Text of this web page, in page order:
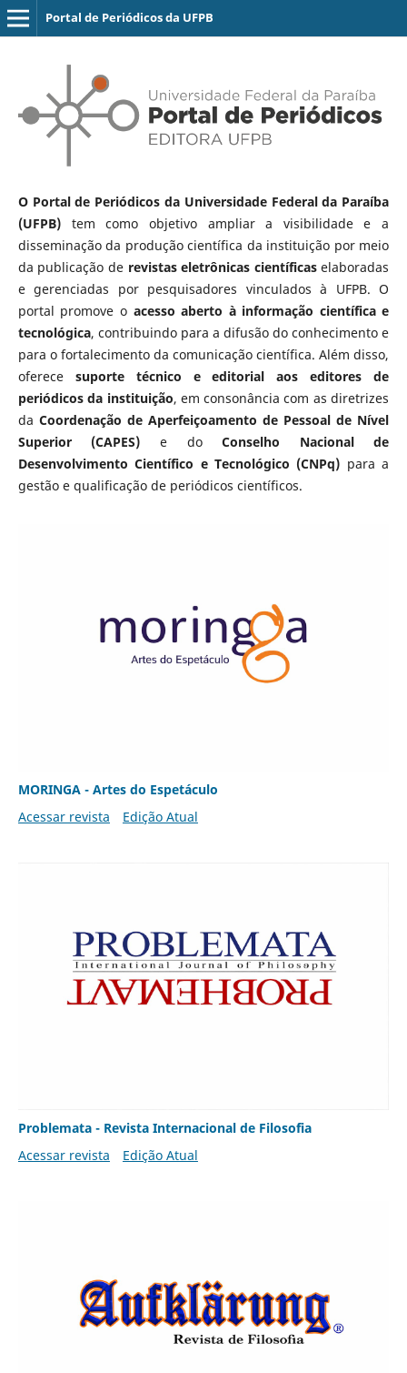
Portal de Periódicos da UFPB
O Portal de Periódicos da Universidade Federal da Paraíba
(UFPB)tem como objetivo ampliar a visibilidade e a
disseminação da produção científica da instituição por meio
da publicação de revistas eletrônicas científicaselaboradas
e gerenciadas por pesquisadores vinculados à UFPB. O
portal promove o acesso aberto à informação científica e
tecnológica, contribuindo para a difusão do conhecimento e
para o fortalecimento da comunicação científica. Além disso,
oferece suporte técnico e editorial aos editores de
periódicos da instituição, em consonância com as diretrizes
da Coordenação de Aperfeiçoamento de Pessoal de Nível
Superior (CAPES) e doConselho Nacional de
Desenvolvimento Científico e Tecnológico (CNPq) para a
gestão e qualificação de periódicos científicos.
MORINGA - Artes do Espetáculo
Acessar revista
Edição Atual
Problemata - Revista Internacional de Filosofia
Acessar revista
Edição Atual